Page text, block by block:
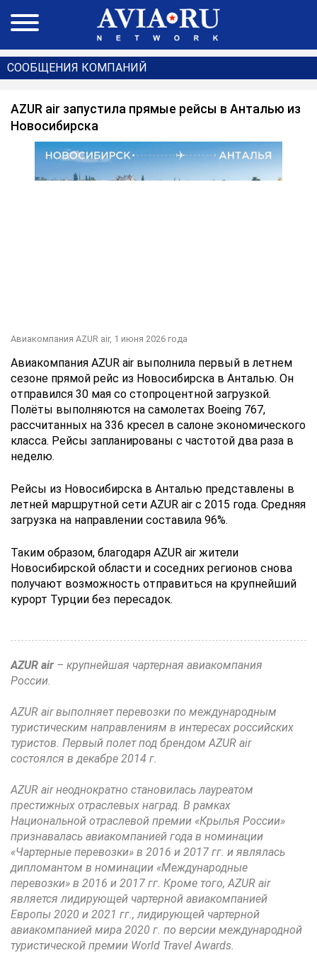
СООБЩЕНИЯ КОМПАНИЙ
AZUR air запустила прямые рейсы в Анталью из
Новосибирска
Авиакомпания AZUR air, 1 июня 2026 года
Авиакомпания AZUR air выполнила первый в летнем
сезоне прямой рейс из Новосибирска в Анталью. Он
отправился 30 мая со стопроцентной загрузкой.
Полёты выполняются на самолетах Boeing 767,
рассчитанных на 336 кресел в салоне экономического
класса. Рейсы запланированы с частотой два раза в
неделю.
Рейсы из Новосибирска в Анталью представлены в
летней маршрутной сети AZUR air с 2015 года. Средняя
загрузка на направлении составила 96%.
Таким образом, благодаря AZUR air жители
Новосибирской области и соседних регионов снова
получают возможность отправиться на крупнейший
курорт Турции без пересадок.
AZUR air – крупнейшая чартерная авиакомпания
России.
AZUR air выполняет перевозки по международным
туристическим направлениям в интересах российских
туристов. Первый полет под брендом AZUR air
состоялся в декабре 2014 г.
AZUR air неоднократно становилась лауреатом
престижных отраслевых наград. В рамках
Национальной отраслевой премии «Крылья России»
признавалась авиакомпанией года в номинации
«Чартерные перевозки» в 2016 и 2017 гг. и являлась
дипломантом в номинации «Международные
перевозки» в 2016 и 2017 гг. Кроме того, AZUR air
является лидирующей чартерной авиакомпанией
Европы 2020 и 2021 гг., лидирующей чартерной
авиакомпанией мира 2020 г. по версии международной
туристической премии World Travel Awards.